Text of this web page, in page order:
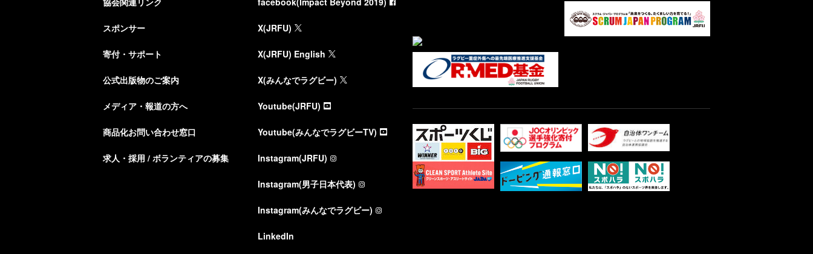
スポンサー
寄付・サポート
公式出版物のご案内
メディア・報道の方へ
商品化お問い合わせ窓口
求人・採用 / ボランティアの募集
X(JRFU)
X(JRFU) English
X(みんなでラグビー)
Youtube(JRFU)
Youtube(みんなでラグビーTV)
Instagram(JRFU)
Instagram(男子日本代表)
Instagram(みんなでラグビー)
LinkedIn